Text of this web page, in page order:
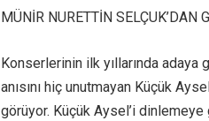
MÜNİR NURETTİN SELÇUK’DAN
Konserlerinin ilk yıllarında adaya
anısını hiç unutmayan Küçük
görüyor. Küçük Aysel’i